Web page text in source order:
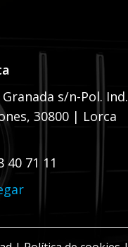
s/n-Pol. Ind.
30800 | Lorca
40 71 11